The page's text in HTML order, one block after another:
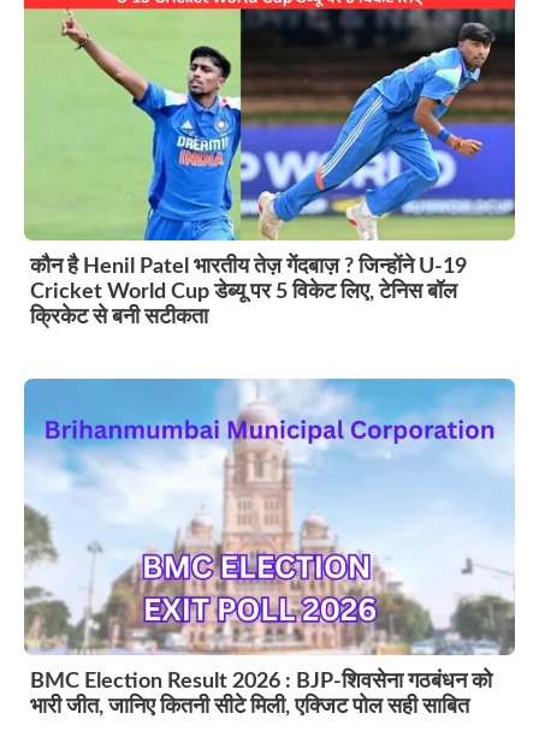
कौन है Henil Patel भारतीय तेज़ गेंदबाज़ ? जिन्होंने U-19
Cricket World Cup डेब्यू पर 5 विकेट लिए, टेनिस बॉल
क्रिकेट से बनी सटीकता
BMC Election Result 2026 : BJP-शिवसेना गठबंधन को
भारी जीत, जानिए कितनी सीटे मिली, एक्जिट पोल सही साबित